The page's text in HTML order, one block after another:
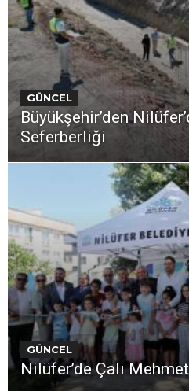
GÜNCEL
Büyükşehir’den
Seferberliği
GÜNCEL
Nilüfer’de Çalı